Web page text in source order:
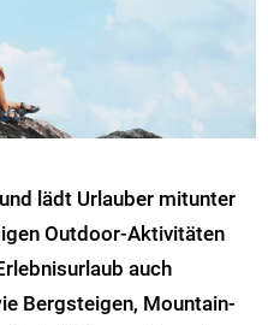
lädt Urlauber mitunter
Outdoor-Aktivitäten
auch
Bergsteigen, Mountain-